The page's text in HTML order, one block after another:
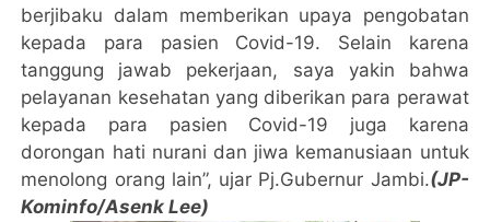
berjibaku dalam memberikan upaya pengobatan
kepada para pasien Covid-19. Selain karena
tanggung jawab pekerjaan, saya yakin bahwa
pelayanan kesehatan yang diberikan para perawat
kepada para pasien Covid-19 juga karena
dorongan hati nurani dan jiwa kemanusiaan untuk
menolong orang lain”, ujar Pj.Gubernur Jambi.(JP-
Kominfo/Asenk Lee)